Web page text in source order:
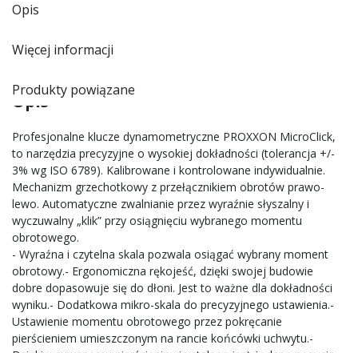
Opis
Więcej informacji
Produkty powiązane
Opis
Profesjonalne klucze dynamometryczne PROXXON MicroClick,
to narzędzia precyzyjne o wysokiej dokładności (tolerancja +/-
3% wg ISO 6789). Kalibrowane i kontrolowane indywidualnie.
Mechanizm grzechotkowy z przełącznikiem obrotów prawo-
lewo. Automatyczne zwalnianie przez wyraźnie słyszalny i
wyczuwalny „klik” przy osiągnięciu wybranego momentu
obrotowego.
- Wyraźna i czytelna skala pozwala osiągać wybrany moment
obrotowy.- Ergonomiczna rękojeść, dzięki swojej budowie
dobre dopasowuje się do dłoni. Jest to ważne dla dokładności
wyniku.- Dodatkowa mikro-skala do precyzyjnego ustawienia.-
Ustawienie momentu obrotowego przez pokręcanie
pierścieniem umieszczonym na rancie końcówki uchwytu.-